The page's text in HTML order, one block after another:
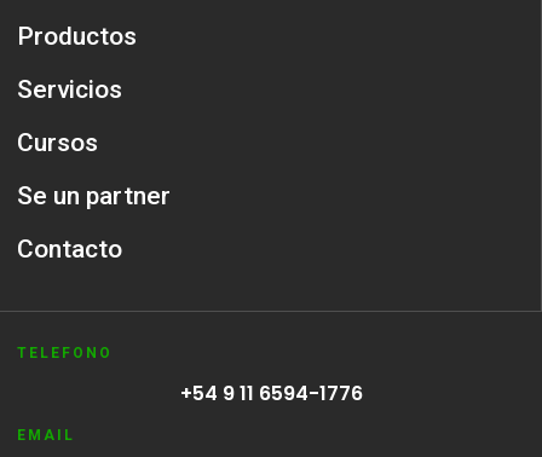
Productos
Servicios
Cursos
Se un partner
Contacto
TELEFONO
+54 9 11 6594-1776
EMAIL